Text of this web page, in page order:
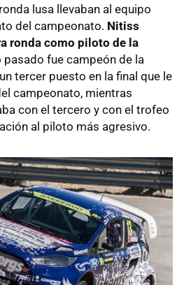
lusa llevaban al equipo
del campeonato. Nitiss
ronda como piloto de la
pasado fue campeón de la
tercer puesto en la final que le
campeonato, mientras
con el tercero y con el trofeo
al piloto más agresivo.